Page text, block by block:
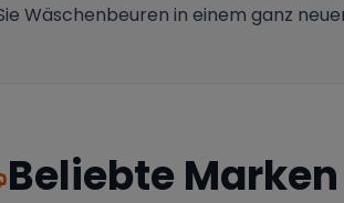
Wäschenbeuren in einem ganz
Beliebte